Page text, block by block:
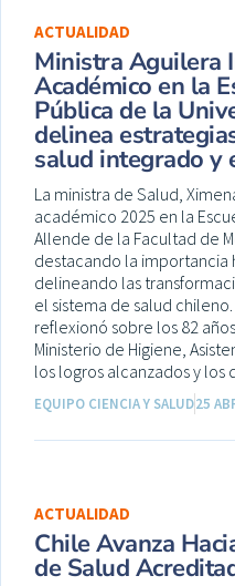
ACTUALIDAD
Ministra Aguilera
Académico en la
Pública de la
delinea
salud integrado y
La ministra de Salud,
académico 2025 en la
Allende de la Facultad de
destacando la importancia
delineando las
el sistema de salud
reflexionó sobre los 82
Ministerio de Higiene,
los logros alcanzados y los
EQUIPO CIENCIA Y SALUD25
ACTUALIDAD
Chile Avanza
de Salud